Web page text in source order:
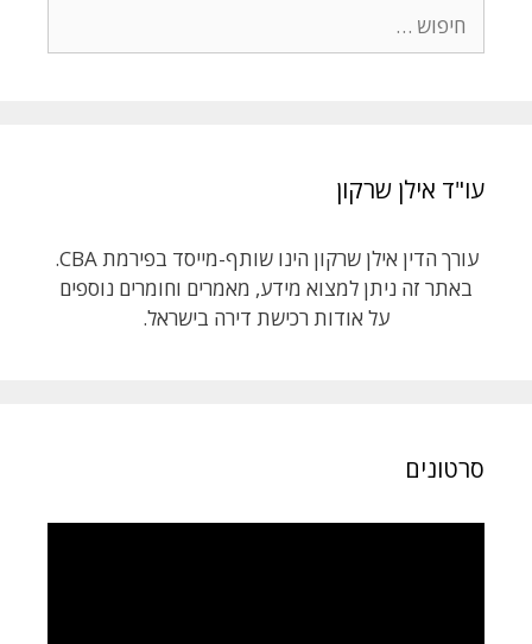
עו"ד אילן שרקון
עורך הדין אילן שרקון הינו שותף-מייסד בפירמת CBA.
באתר זה ניתן למצוא מידע, מאמרים וחומרים נוספים
על אודות רכישת דירה בישראל.
סרטונים